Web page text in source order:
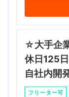
☆大手企
休日125
自社内開
フリーター可